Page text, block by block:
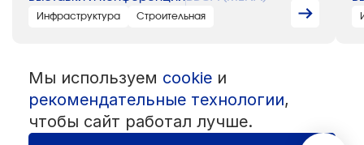
Инфраструктура Строительная
© 1992 — 2026 ООО «НЕГУС ЭКСПО Интернэшнл»
Все права защищены. Использование материалов возможно только
со ссылкой на источник.
Политика конфиденциальности
Пользовательское соглашение
Мы используем cookieи
рекомендательные технологии,
чтобы сайт работал лучше.